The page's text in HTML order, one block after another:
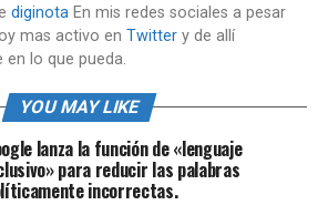
diginotaEn mis redes sociales a pesar
mas activo en Twittery de allí
en lo que pueda.
YOU MAY LIKE
lanza la función de «lenguaje
para reducir las palabras
incorrectas.